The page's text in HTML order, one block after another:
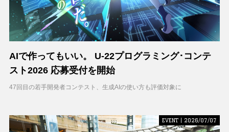
AIで作ってもいい。 U-22プログラミング･コンテ
スト2026 応募受付を開始
47回目の若手開発者コンテスト、生成AIの使い方も評価対象に
EVENT | 2026/07/07